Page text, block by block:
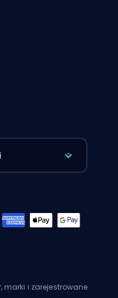
marki i zarejestrowane